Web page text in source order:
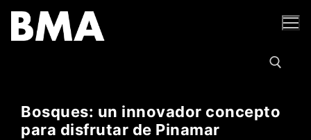
contenido
Buscar por:
Bosques: un innovador concepto
para disfrutar de Pinamar